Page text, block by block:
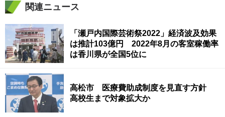
関連ニュース
「瀬戸内国際芸術祭2022」経済波及効果
は推計103億円 2022年8月の客室稼働率
は香川県が全国5位に
高松市 医療費助成制度を見直す方針
高校生まで対象拡大か